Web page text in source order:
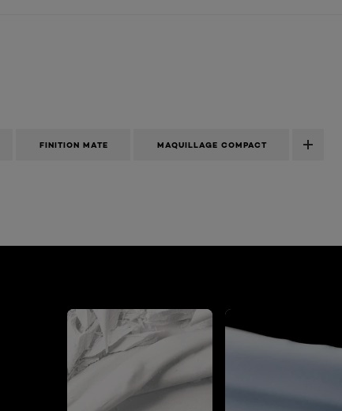
FINITION MATE MAQUILLAGE COMPACT